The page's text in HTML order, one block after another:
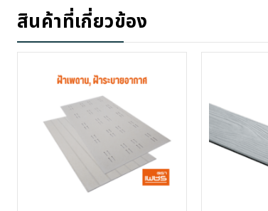
สินค้าที่เกี่ยวข้อง